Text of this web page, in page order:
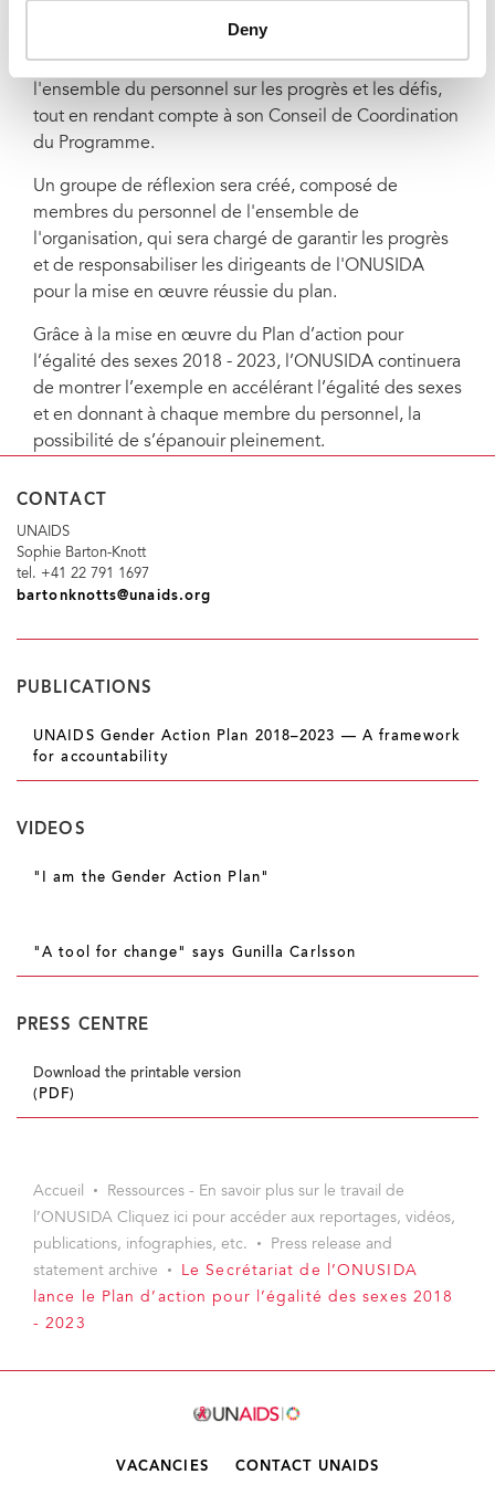
Deny
la diversité des sexes, le Secrétariat de l'ONUSIDA
assurera des rapports réguliers et transparents à
l'ensemble du personnel sur les progrès et les défis,
tout en rendant compte à son Conseil de Coordination
du Programme.
Un groupe de réflexion sera créé, composé de
membres du personnel de l'ensemble de
l'organisation, qui sera chargé de garantir les progrès
et de responsabiliser les dirigeants de l'ONUSIDA
pour la mise en œuvre réussie du plan.
Grâce à la mise en œuvre du Plan d’action pour
l’égalité des sexes 2018 - 2023, l’ONUSIDA continuera
de montrer l’exemple en accélérant l’égalité des sexes
et en donnant à chaque membre du personnel, la
possibilité de s’épanouir pleinement.
CONTACT
UNAIDS
Sophie Barton-Knott
tel. +41 22 791 1697
bartonknotts@unaids.org
PUBLICATIONS
UNAIDS Gender Action Plan 2018–2023 — A framework
for accountability
VIDEOS
"I am the Gender Action Plan"
"A tool for change" says Gunilla Carlsson
PRESS CENTRE
Download the printable version
(PDF)
Accueil
Ressources - En savoir plus sur le travail de
l’ONUSIDA Cliquez ici pour accéder aux reportages, vidéos,
publications, infographies, etc.
Press release and
statement archive
Le Secrétariat de l’ONUSIDA
lance le Plan d’action pour l’égalité des sexes 2018
- 2023
VACANCIES CONTACT UNAIDS